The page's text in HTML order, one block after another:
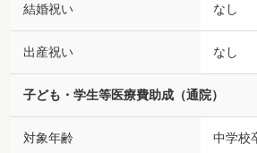
結婚祝い なし
出産祝い なし
子ども・学生等医療費助成（通院）
対象年齢 中学校